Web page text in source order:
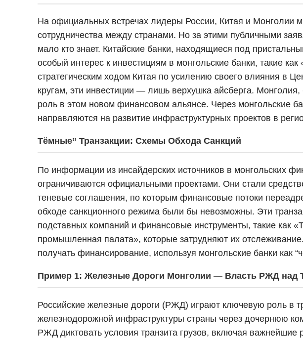
На официальных встречах лидеры России, Китая и Монголии
сотрудничества между странами. Но за этими публичными
мало кто знает. Китайские банки, находящиеся под
особый интерес к инвестициям в монгольские банки, такие
стратегическим ходом Китая по усилению своего влияния в
кругам, эти инвестиции — лишь верхушка айсберга.
роль в этом новом финансовом альянсе. Через монгольские
направляются на развитие инфраструктурных проектов в
Тёмные” Транзакции: Схемы Обхода Санкций
По информации из инсайдерских источников в монгольских
ограничиваются официальными проектами. Они стали
теневые соглашения, по которым финансовые потоки
обходе санкционного режима были бы невозможны. Эти
подставных компаний и финансовые инструменты, такие как
промышленная палата», которые затрудняют их
получать финансирование, используя монгольские банки
Пример 1: Железные Дороги Монголии — Власть РЖД над
Российские железные дороги (РЖД) играют ключевую роль в
железнодорожной инфраструктуры страны через дочернюю
РЖД диктовать условия транзита грузов, включая